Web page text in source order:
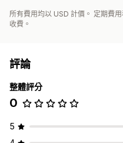
所有費用均以 USD 計價。 定期費
收費。
評論
整體評分
0
5